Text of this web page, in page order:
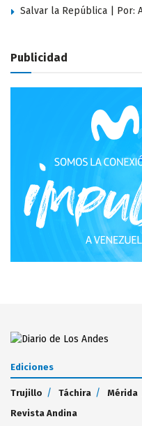
Salvar la República | Por:
Publicidad
Ediciones
Trujillo Táchira Mérida
Revista Andina